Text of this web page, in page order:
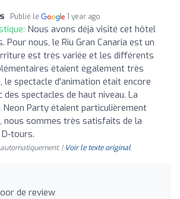
Publié le 1 year ago
Nous avons déjà visité cet hôtel
Pour nous, le Riu Gran Canaria est un
est très variée et les différents
étaient également très
le spectacle d'animation était encore
des spectacles de haut niveau. La
Party étaient particulièrement
nous sommes très satisfaits de la
tours.
| Voir le texte original
de review